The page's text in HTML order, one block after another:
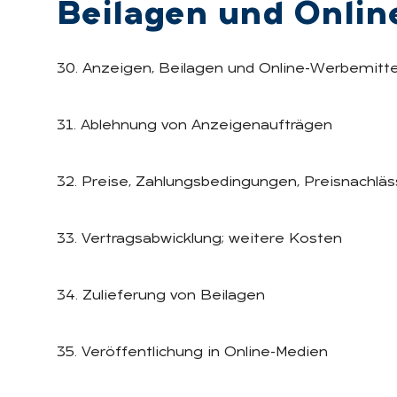
Bei­la­gen und
30. Anzeigen, Beilagen und Online-
31. Ablehnung von Anzeigenaufträgen
32. Preise, Zahlungsbedingungen,
33. Vertragsabwicklung; weitere Kosten
34. Zulieferung von Beilagen
35. Veröffentlichung in Online-Medien